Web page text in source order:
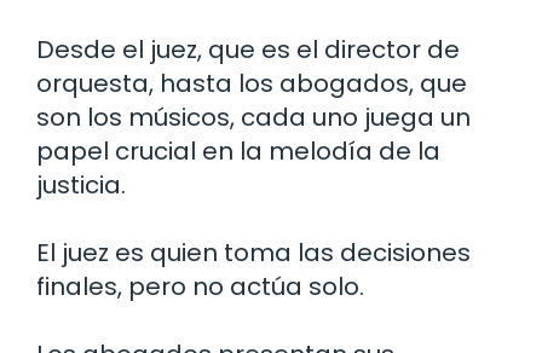
Desde el juez, que es el director de
orquesta, hasta los abogados, que
son los músicos, cada uno juega un
papel crucial en la melodía de la
justicia.
El juez es quien toma las decisiones
finales, pero no actúa solo.